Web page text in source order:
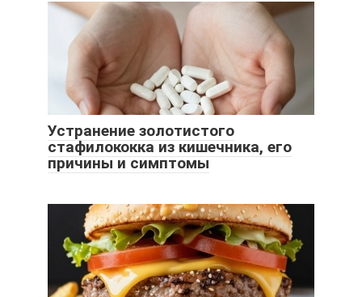
Устранение золотистого
стафилококка из кишечника, его
причины и симптомы